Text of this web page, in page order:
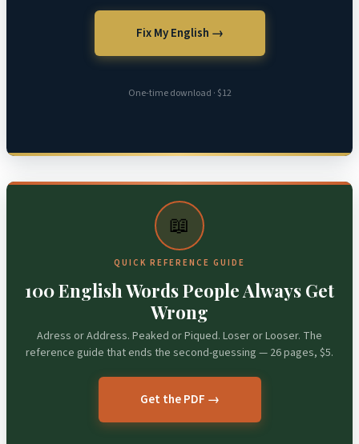
Fix My English →
One-time download · $12
📖
QUICK REFERENCE GUIDE
100 English Words People Always Get
Wrong
Adress or Address. Peaked or Piqued. Loser or Looser. The
reference guide that ends the second-guessing — 26 pages, $5.
Get the PDF →